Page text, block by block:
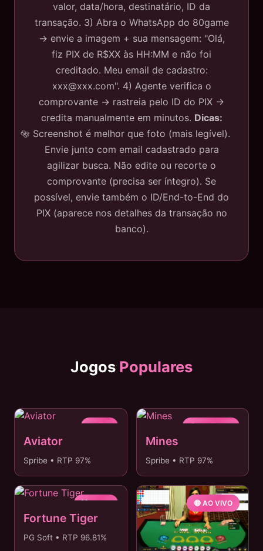
valor, data/hora, destinatário, ID da
transação. 3) Abra o WhatsApp do 80game
→ envie a imagem + sua mensagem: "Olá,
fiz PIX de R$XX às HH:MM e não foi
creditado. Meu email de cadastro:
xxx@xxx.com". 4) Agente verifica o
comprovante → rastreia pelo ID do PIX →
credita manualmente em minutos. Dicas:
Screenshot é melhor que foto (mais legível).
Envie junto com email cadastrado para
agilizar busca. Não edite ou recorte o
comprovante (precisa ser íntegro). Se
possível, envie também o ID/End-to-End do
PIX (aparece nos detalhes da transação no
banco).
Jogos Populares
✈️ HOT
Aviator
Spribe • RTP 97%
💎 POPULAR
Mines
Spribe • RTP 97%
🐯 NOVO
Fortune Tiger
PG Soft • RTP 96.81%
🔴 AO VIVO